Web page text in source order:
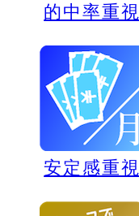
的中率重視
安定感重視